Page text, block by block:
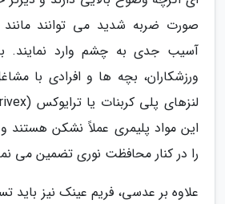
صورت ضربه شدید می توانند
آسیب جدی به چشم وارد نمایند.
ورزشکاران، بچه ها و افرادی با
این مواد پلیمری عملاً نشکن هستند
را در کنار محافظت نوری تضمین می
علاوه بر عدسی، فریم عینک نیز